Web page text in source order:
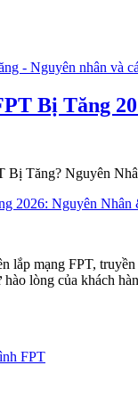
Bị Tăng
Bị Tăng? Nguyên
2026: Nguyên
lắp mạng FPT,
lòng của khách
FPT